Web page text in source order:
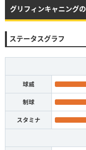
グリフィンキャニング
ステータスグラフ
球威
制球
スタミナ